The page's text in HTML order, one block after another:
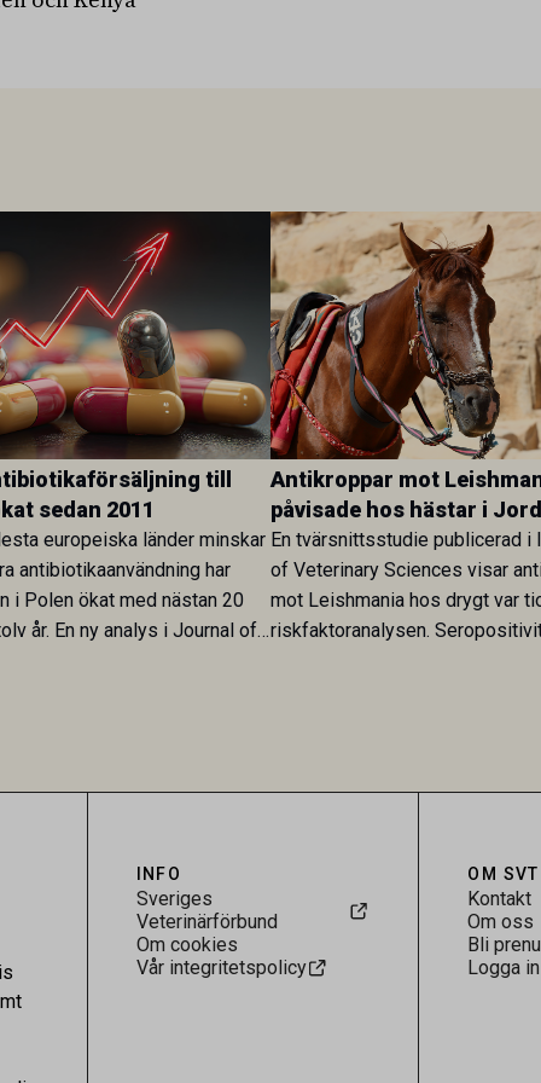
till
sedan 2011
europeiska länder minskar
antibiotikaanvändning har
i Polen ökat med nästan 20
år. En ny analys i Journal of
Antikroppar mot
påvisade hos hästar i
En tvärsnittsstudie publicerad i
of Veterinary Sciences visar
mot Leishmania hos drygt var
riskfaktoranalysen.
INFO
Sveriges
Veterinärförbund
Om cookies
Vår integritetspolicy
OM SVT
Kontakt
Om oss
Bli
Logga in